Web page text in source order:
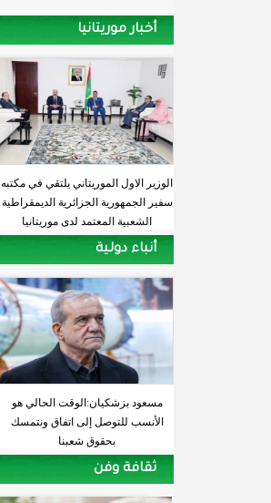
أخبار موريتانيا
الوزير الاول الموريتاني يلتقي في مكتبه
سفير الجمهورية الجزائرية الديمقراطية
الشعبية المعتمد لدى موريتانيا
أنباء دولية
مسعود بزشكيان:الوقت الحالي هو
الأنسب للتوصل إلى اتفاق ونتمسك
بحقوق شعبنا
ثقافة وفن